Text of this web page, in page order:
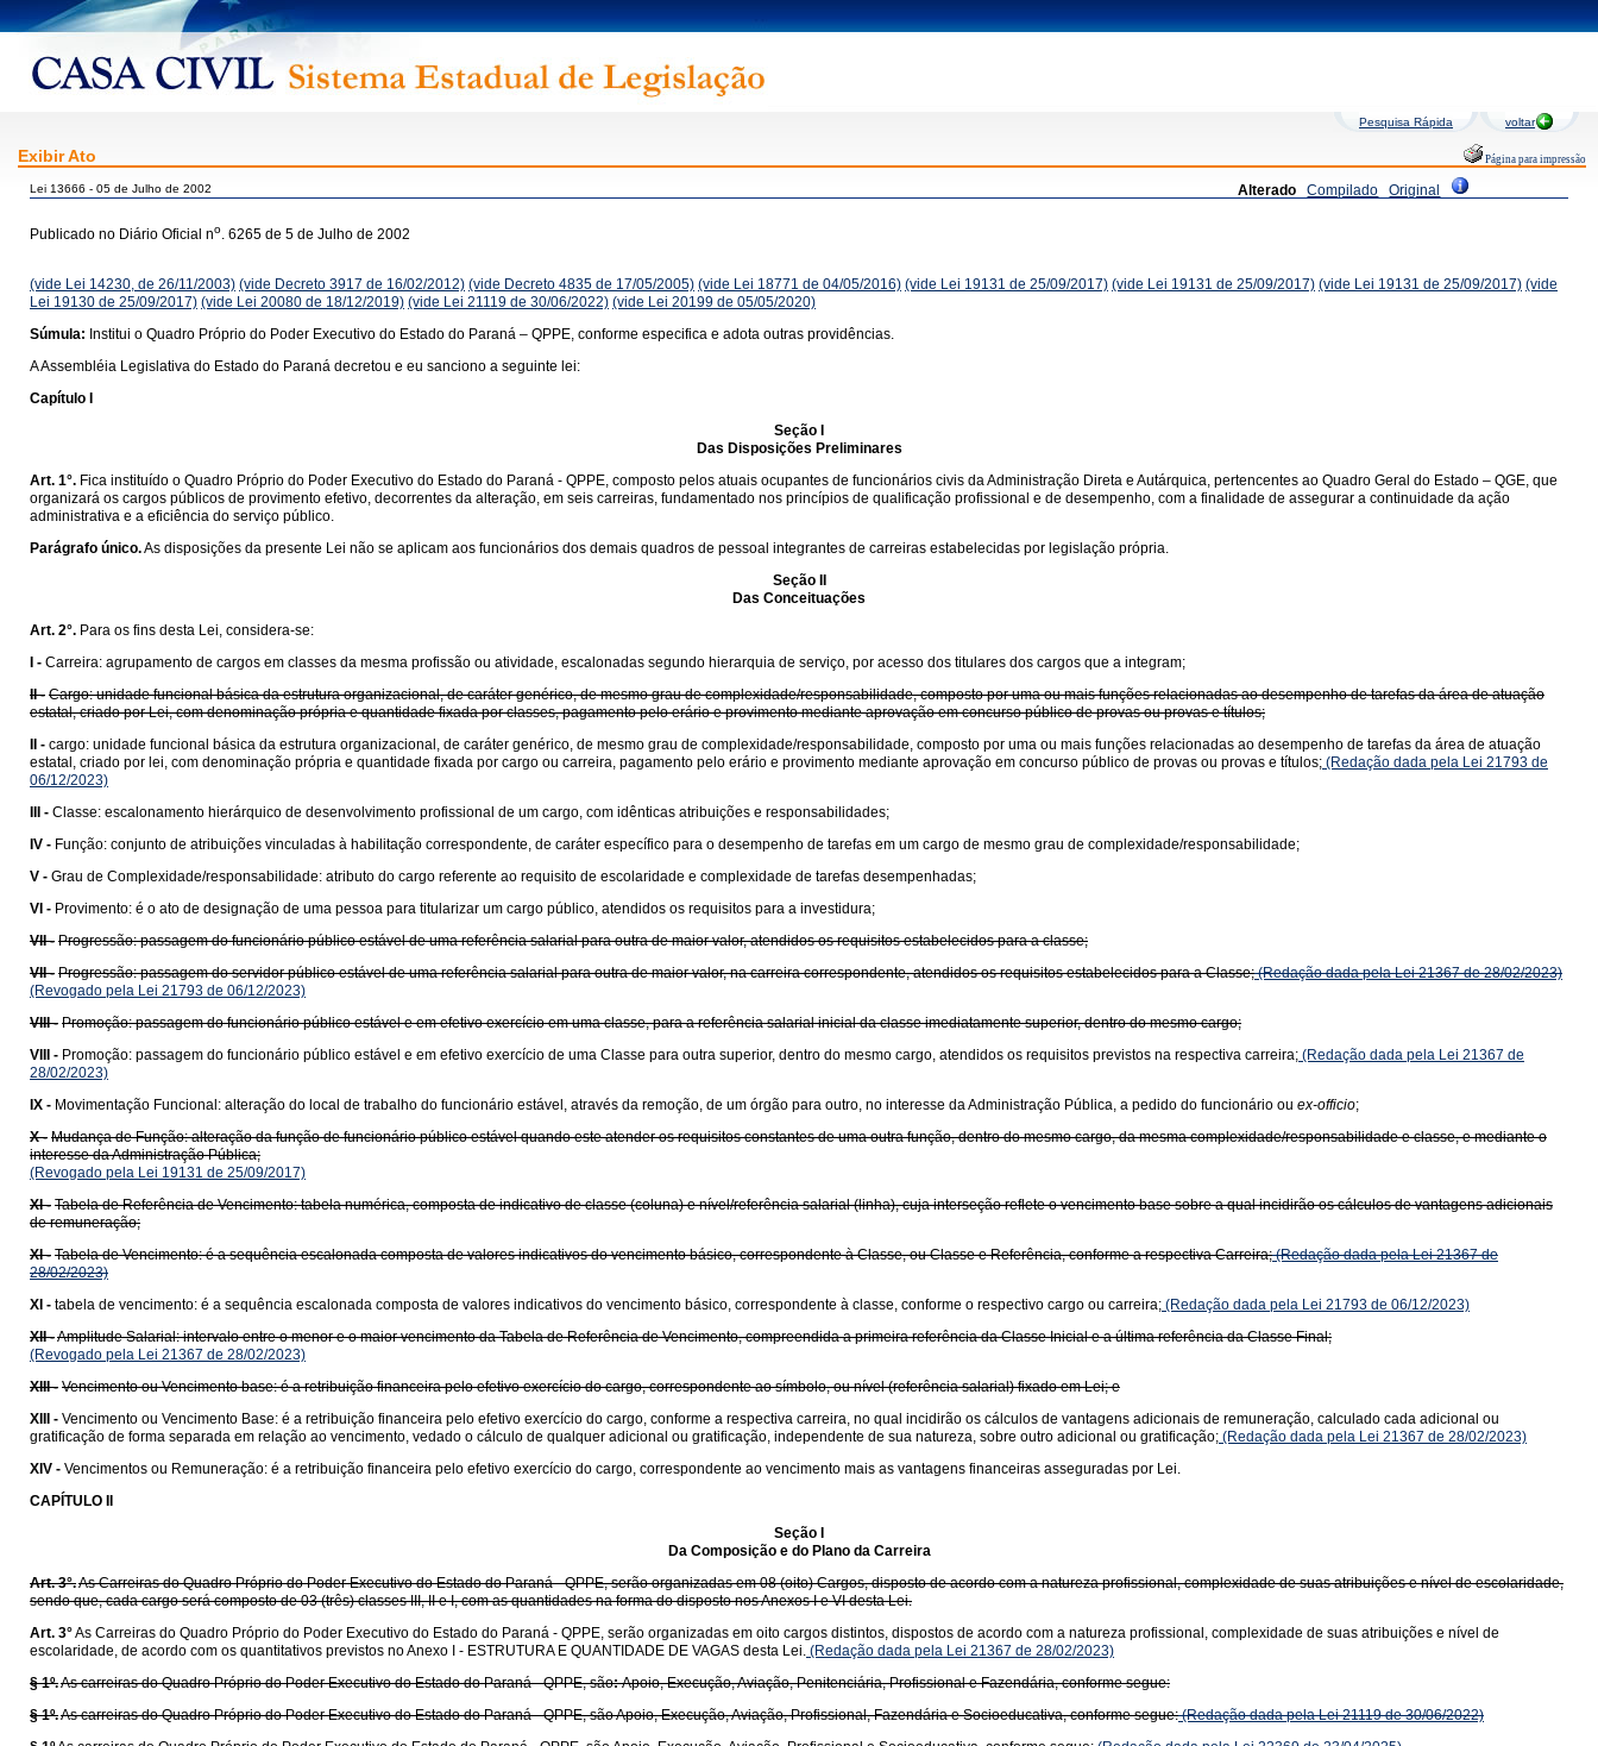
Pesquisa Rápida voltar
Exibir Ato Página para impressão
Alterado Compilado Original
Lei 13666 - 05 de Julho de 2002
Publicado no Diário Oficial no. 6265 de 5 de Julho de 2002
(vide Lei 14230, de 26/11/2003) (vide Decreto 3917 de 16/02/2012) (vide Decreto 4835 de 17/05/2005) (vide Lei 18771 de 04/05/2016) (vide Lei 19131 de 25/09/2017) (vide Lei 19131 de 25/09/2017) (vide Lei 19131 de 25/09/2017) (vide
Lei 19130 de 25/09/2017) (vide Lei 20080 de 18/12/2019) (vide Lei 21119 de 30/06/2022) (vide Lei 20199 de 05/05/2020)
Súmula: Institui o Quadro Próprio do Poder Executivo do Estado do Paraná – QPPE, conforme especifica e adota outras providências.
A Assembléia Legislativa do Estado do Paraná decretou e eu sanciono a seguinte lei:
Capítulo I
Seção I
Das Disposições Preliminares
Art. 1°. Fica instituído o Quadro Próprio do Poder Executivo do Estado do Paraná - QPPE, composto pelos atuais ocupantes de funcionários civis da Administração Direta e Autárquica, pertencentes ao Quadro Geral do Estado – QGE, que
organizará os cargos públicos de provimento efetivo, decorrentes da alteração, em seis carreiras, fundamentado nos princípios de qualificação profissional e de desempenho, com a finalidade de assegurar a continuidade da ação
administrativa e a eficiência do serviço público.
Parágrafo único.As disposições da presente Lei não se aplicam aos funcionários dos demais quadros de pessoal integrantes de carreiras estabelecidas por legislação própria.
Seção II
Das Conceituações
Art. 2°. Para os fins desta Lei, considera-se:
I - Carreira: agrupamento de cargos em classes da mesma profissão ou atividade, escalonadas segundo hierarquia de serviço, por acesso dos titulares dos cargos que a integram;
II - Cargo: unidade funcional básica da estrutura organizacional, de caráter genérico, de mesmo grau de complexidade/responsabilidade, composto por uma ou mais funções relacionadas ao desempenho de tarefas da área de atuação
estatal, criado por Lei, com denominação própria e quantidade fixada por classes, pagamento pelo erário e provimento mediante aprovação em concurso público de provas ou provas e títulos;
II - cargo: unidade funcional básica da estrutura organizacional, de caráter genérico, de mesmo grau de complexidade/responsabilidade, composto por uma ou mais funções relacionadas ao desempenho de tarefas da área de atuação
estatal, criado por lei, com denominação própria e quantidade fixada por cargo ou carreira, pagamento pelo erário e provimento mediante aprovação em concurso público de provas ou provas e títulos; (Redação dada pela Lei 21793 de
06/12/2023)
III - Classe: escalonamento hierárquico de desenvolvimento profissional de um cargo, com idênticas atribuições e responsabilidades;
IV - Função: conjunto de atribuições vinculadas à habilitação correspondente, de caráter específico para o desempenho de tarefas em um cargo de mesmo grau de complexidade/responsabilidade;
V - Grau de Complexidade/responsabilidade: atributo do cargo referente ao requisito de escolaridade e complexidade de tarefas desempenhadas;
VI - Provimento: é o ato de designação de uma pessoa para titularizar um cargo público, atendidos os requisitos para a investidura;
VII - Progressão: passagem do funcionário público estável de uma referência salarial para outra de maior valor, atendidos os requisitos estabelecidos para a classe;
VII - Progressão: passagem do servidor público estável de uma referência salarial para outra de maior valor, na carreira correspondente, atendidos os requisitos estabelecidos para a Classe;(Redação dada pela Lei 21367 de 28/02/2023)
(Revogado pela Lei 21793 de 06/12/2023)
VIII - Promoção: passagem do funcionário público estável e em efetivo exercício em uma classe, para a referência salarial inicial da classe imediatamente superior, dentro do mesmo cargo;
VIII - Promoção: passagem do funcionário público estável e em efetivo exercício de uma Classe para outra superior, dentro do mesmo cargo, atendidos os requisitos previstos na respectiva carreira; (Redação dada pela Lei 21367 de
28/02/2023)
IX - Movimentação Funcional: alteração do local de trabalho do funcionário estável, através da remoção, de um órgão para outro, no interesse da Administração Pública, a pedido do funcionário ou ex-officio;
X - Mudança de Função: alteração da função de funcionário público estável quando este atender os requisitos constantes de uma outra função, dentro do mesmo cargo, da mesma complexidade/responsabilidade e classe, e mediante o
interesse da Administração Pública;
(Revogado pela Lei 19131 de 25/09/2017)
XI - Tabela de Referência de Vencimento: tabela numérica, composta de indicativo de classe (coluna) e nível/referência salarial (linha), cuja interseção reflete o vencimento base sobre a qual incidirão os cálculos de vantagens adicionais
de remuneração;
XI - Tabela de Vencimento: é a sequência escalonada composta de valores indicativos do vencimento básico, correspondente à Classe, ou Classe e Referência, conforme a respectiva Carreira;(Redação dada pela Lei 21367 de
28/02/2023)
XI - tabela de vencimento: é a sequência escalonada composta de valores indicativos do vencimento básico, correspondente à classe, conforme o respectivo cargo ou carreira; (Redação dada pela Lei 21793 de 06/12/2023)
XII -Amplitude Salarial: intervalo entre o menor e o maior vencimento da Tabela de Referência de Vencimento, compreendida a primeira referência da Classe Inicial e a última referência da Classe Final;
(Revogado pela Lei 21367 de 28/02/2023)
XIII - Vencimento ou Vencimento base: é a retribuição financeira pelo efetivo exercício do cargo, correspondente ao símbolo, ou nível (referência salarial) fixado em Lei; e
XIII - Vencimento ou Vencimento Base: é a retribuição financeira pelo efetivo exercício do cargo, conforme a respectiva carreira, no qual incidirão os cálculos de vantagens adicionais de remuneração, calculado cada adicional ou
gratificação de forma separada em relação ao vencimento, vedado o cálculo de qualquer adicional ou gratificação, independente de sua natureza, sobre outro adicional ou gratificação; (Redação dada pela Lei 21367 de 28/02/2023)
XIV - Vencimentos ou Remuneração: é a retribuição financeira pelo efetivo exercício do cargo, correspondente ao vencimento mais as vantagens financeiras asseguradas por Lei.
CAPÍTULO II
Seção I
Da Composição e do Plano da Carreira
Art. 3°.As Carreiras do Quadro Próprio do Poder Executivo do Estado do Paraná - QPPE, serão organizadas em 08 (oito) Cargos, disposto de acordo com a natureza profissional, complexidade de suas atribuições e nível de escolaridade,
sendo que, cada cargo será composto de 03 (três) classes III, II e I, com as quantidades na forma do disposto nos Anexos I e VI desta Lei.
Art. 3°As Carreiras do Quadro Próprio do Poder Executivo do Estado do Paraná - QPPE, serão organizadas em oito cargos distintos, dispostos de acordo com a natureza profissional, complexidade de suas atribuições e nível de
escolaridade, de acordo com os quantitativos previstos no Anexo I - ESTRUTURA E QUANTIDADE DE VAGAS desta Lei. (Redação dada pela Lei 21367 de 28/02/2023)
§ 1º.As carreiras do Quadro Próprio do Poder Executivo do Estado do Paraná - QPPE, são:Apoio, Execução, Aviação, Penitenciária, Profissional e Fazendária, conforme segue:
§ 1º.As carreiras do Quadro Próprio do Poder Executivo do Estado do Paraná - QPPE, são Apoio, Execução, Aviação, Profissional, Fazendária e Socioeducativa, conforme segue:(Redação dada pela Lei 21119 de 30/06/2022)